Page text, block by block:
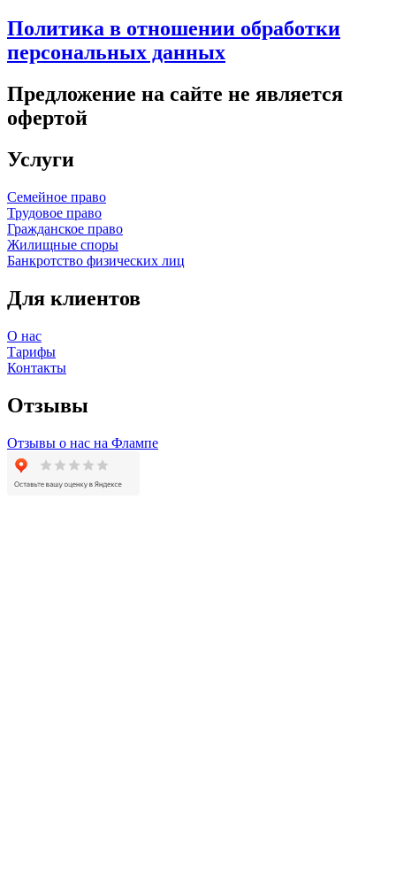
Политика в отношении обработки
персональных данных
Предложение на сайте не является
офертой
Услуги
Семейное право
Трудовое право
Гражданское право
Жилищные споры
Банкротство физических лиц
Для клиентов
О нас
Тарифы
Контакты
Отзывы
Отзывы о нас на Флампе